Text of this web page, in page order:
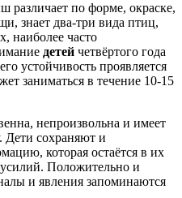
различает по форме, окраске,
знает два-три вида птиц,
наиболее часто
детей четвёртого года
устойчивость проявляется
заниматься в течение 10-15
непроизвольна и имеет
Дети сохраняют и
которая остаётся в их
Положительно и
и явления запоминаются